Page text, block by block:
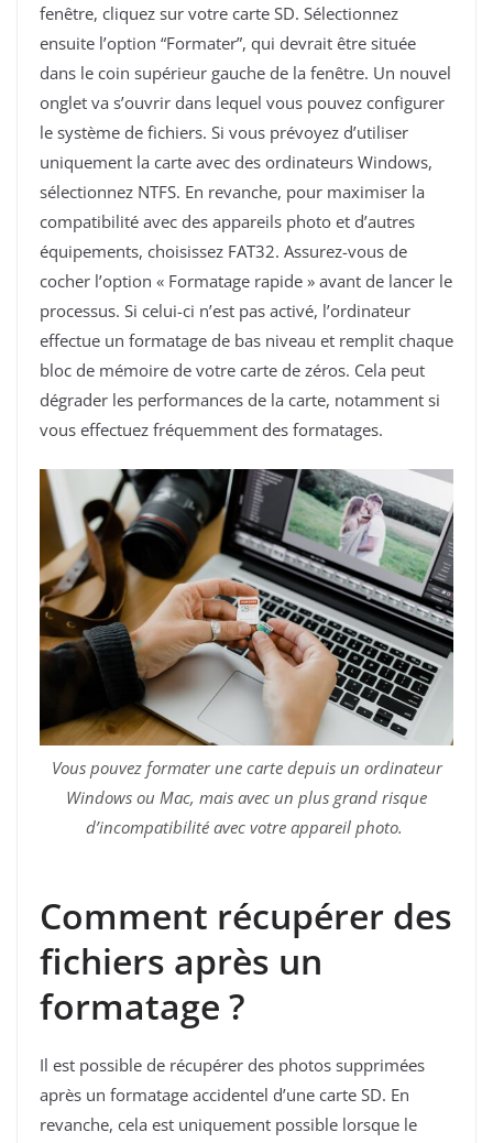
fenêtre, cliquez sur votre carte SD. Sélectionnez
ensuite l’option “Formater”, qui devrait être située
dans le coin supérieur gauche de la fenêtre. Un nouvel
onglet va s’ouvrir dans lequel vous pouvez configurer
le système de fichiers. Si vous prévoyez d’utiliser
uniquement la carte avec des ordinateurs Windows,
sélectionnez NTFS. En revanche, pour maximiser la
compatibilité avec des appareils photo et d’autres
équipements, choisissez FAT32. Assurez-vous de
cocher l’option « Formatage rapide » avant de lancer le
processus. Si celui-ci n’est pas activé, l’ordinateur
effectue un formatage de bas niveau et remplit chaque
bloc de mémoire de votre carte de zéros. Cela peut
dégrader les performances de la carte, notamment si
vous effectuez fréquemment des formatages.
Vous pouvez formater une carte depuis un ordinateur
Windows ou Mac, mais avec un plus grand risque
d’incompatibilité avec votre appareil photo.
Comment récupérer des
fichiers après un
formatage ?
Il est possible de récupérer des photos supprimées
après un formatage accidentel d’une carte SD. En
revanche, cela est uniquement possible lorsque le